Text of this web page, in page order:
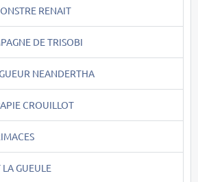
RENAIT
DE TRISOBI
NEANDERTHA
CROUILLOT
GUEULE